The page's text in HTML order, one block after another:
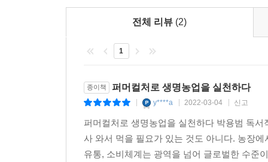
촌 모습을 정확하게 예측할 수 있다. 소득이 높은
주택과 별장을 짓고 산다. 그러면 지금의 농촌마
해 마을만들기를 했던 것인가.--- 「3부 농촌살림 ‘
어떻게 마을을 다시 만들 수 있을까? 우선, 예전
은 이질적인 사람들이 너무 많이 모여 사는 곳으
든 농촌이든 비슷한 생각과 같은 필요를 가진 사
위한 매개물이지 않은가. 즉 무슨 무슨 리, 무슨
고, 그 일을 찾기도 어렵다. 또한 도움이 되지 않
전체 리뷰 (2)
1
종이책 퍼머컬처로 생명농업을 실천하다
y****a 2022-03-04 신고
퍼머컬처로 생명농업을 실천하다 박용범 독
사 와서 먹을 필요가 있는 것도 아니다. 농장
유통, 소비체계는 광역을 넘어 글로벌한 수준